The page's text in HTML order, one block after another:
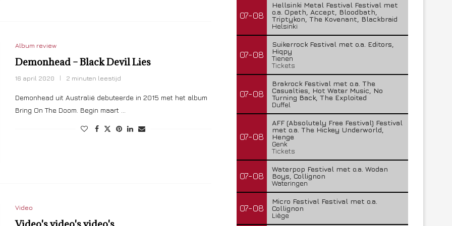
Album review
Demonhead – Black Devil Lies
16 april 2020 2 minuten leestijd
Demonhead uit Australië debuteerde in 2015 met het album
Bring On The Doom. Begin maart …
Video
07-08
Hellsinki Metal Festival Festival met
o.a. Opeth, Accept, Bloodbath,
Triptykon, The Kovenant, Blackbraid
Helsinki
07-08
Suikerrock Festival met o.a. Editors,
Hiqpy
Tienen
Tickets
07-08
Brakrock Festival met o.a. The
Casualties, Hot Water Music, No
Turning Back, The Exploited
Duffel
07-08
AFF (Absolutely Free Festival) Festival
met o.a. The Hickey Underworld,
Henge
Genk
Tickets
07-08
Waterpop Festival met o.a. Wodan
Boys, Collignon
Wateringen
07-08
Micro Festival Festival met o.a.
Collignon
Liège